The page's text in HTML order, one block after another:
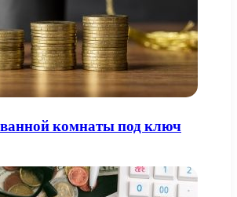
комнаты под ключ